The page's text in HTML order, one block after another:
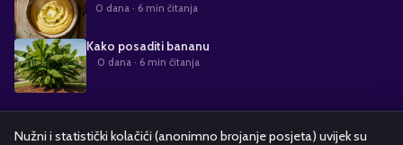
0 dana· 6 min čitanja
Kako posaditi bananu
0 dana· 6 min čitanja
Nužni i statistički kolačići (anonimno brojanje posjeta) uvijek su